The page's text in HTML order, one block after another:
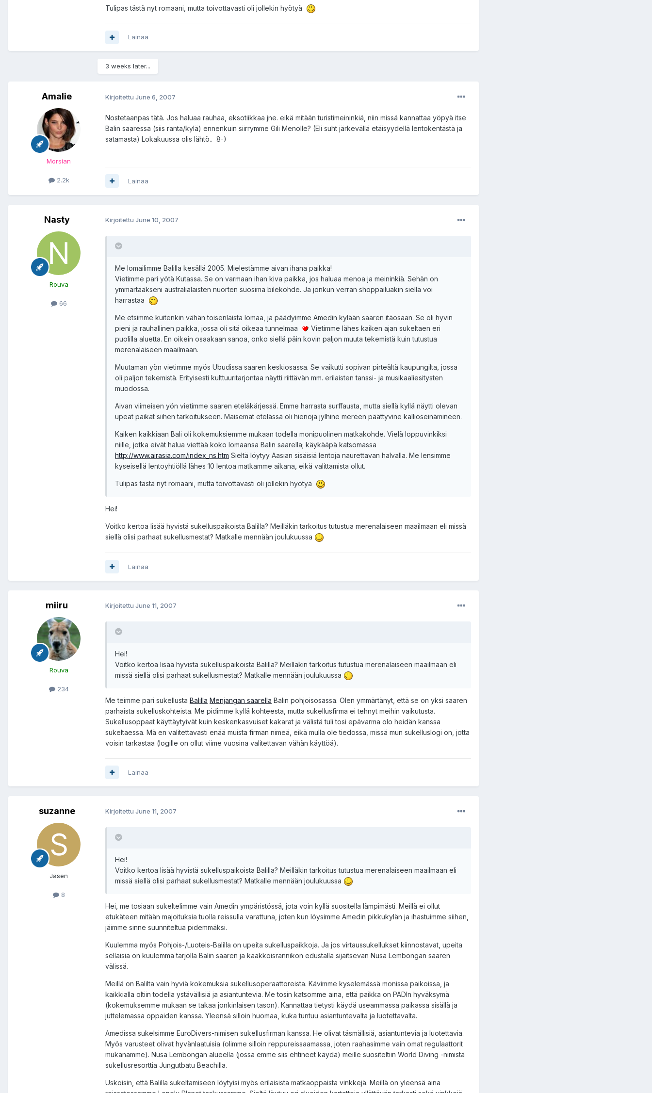
Tulipas tästä nyt romaani, mutta toivottavasti oli jollekin hyötyä
Lainaa
3 weeks later...
Amalie
Morsian
2.2k
Kirjoitettu June 6, 2007
Nostetaanpas tätä. Jos haluaa rauhaa, eksotiikkaa jne. eikä mitään turistimeininkiä, niin missä kannattaa yöpyä itse
Balin saaressa (siis ranta/kylä) ennenkuin siirrymme Gili Menolle? (Eli suht järkevällä etäisyydellä lentokentästä ja
satamasta) Lokakuussa olis lähtö.. 8-)
Lainaa
Nasty
Rouva
66
Kirjoitettu June 10, 2007
Me lomailimme Balilla kesällä 2005. Mielestämme aivan ihana paikka!
Vietimme pari yötä Kutassa. Se on varmaan ihan kiva paikka, jos haluaa menoa ja meininkiä. Sehän on
ymmärtääkseni australialaisten nuorten suosima bilekohde. Ja jonkun verran shoppailuakin siellä voi
harrastaa
Me etsimme kuitenkin vähän toisenlaista lomaa, ja päädyimme Amedin kylään saaren itäosaan. Se oli hyvin
pieni ja rauhallinen paikka, jossa oli sitä oikeaa tunnelmaa
Vietimme lähes kaiken ajan sukeltaen eri
puolilla aluetta. En oikein osaakaan sanoa, onko siellä päin kovin paljon muuta tekemistä kuin tutustua
merenalaiseen maailmaan.
Muutaman yön vietimme myös Ubudissa saaren keskiosassa. Se vaikutti sopivan pirteältä kaupungilta, jossa
oli paljon tekemistä. Erityisesti kulttuuritarjontaa näytti riittävän mm. erilaisten tanssi- ja musikaaliesitysten
muodossa.
Aivan viimeisen yön vietimme saaren eteläkärjessä. Emme harrasta surffausta, mutta siellä kyllä näytti olevan
upeat paikat siihen tarkoitukseen. Maisemat etelässä oli hienoja jylhine mereen päättyvine kallioseinämineen.
Kaiken kaikkiaan Bali oli kokemuksiemme mukaan todella monipuolinen matkakohde. Vielä loppuvinkiksi
niille, jotka eivät halua viettää koko lomaansa Balin saarella; käykääpä katsomassa
http://www.airasia.com/index_ns.htm Sieltä löytyy Aasian sisäisiä lentoja naurettavan halvalla. Me lensimme
kyseisellä lentoyhtiöllä lähes 10 lentoa matkamme aikana, eikä valittamista ollut.
Tulipas tästä nyt romaani, mutta toivottavasti oli jollekin hyötyä
Hei!
Voitko kertoa lisää hyvistä sukelluspaikoista Balilla? Meilläkin tarkoitus tutustua merenalaiseen maailmaan eli missä
siellä olisi parhaat sukellusmestat? Matkalle mennään joulukuussa
Lainaa
miiru
Rouva
234
Kirjoitettu June 11, 2007
Hei!
Voitko kertoa lisää hyvistä sukelluspaikoista Balilla? Meilläkin tarkoitus tutustua merenalaiseen maailmaan eli
missä siellä olisi parhaat sukellusmestat? Matkalle mennään joulukuussa
Me teimme pari sukellusta Balilla Menjangan saarella Balin pohjoisosassa. Olen ymmärtänyt, että se on yksi saaren
parhaista sukelluskohteista. Me pidimme kyllä kohteesta, mutta sukellusfirma ei tehnyt meihin vaikutusta.
Sukellusoppaat käyttäytyivät kuin keskenkasvuiset kakarat ja välistä tuli tosi epävarma olo heidän kanssa
sukeltaessa. Mä en valitettavasti enää muista firman nimeä, eikä mulla ole tiedossa, missä mun sukelluslogi on, jotta
voisin tarkastaa (logille on ollut viime vuosina valitettavan vähän käyttöä).
Lainaa
suzanne
Jäsen
8
Kirjoitettu June 11, 2007
Hei!
Voitko kertoa lisää hyvistä sukelluspaikoista Balilla? Meilläkin tarkoitus tutustua merenalaiseen maailmaan eli
missä siellä olisi parhaat sukellusmestat? Matkalle mennään joulukuussa
Hei, me tosiaan sukeltelimme vain Amedin ympäristössä, jota voin kyllä suositella lämpimästi. Meillä ei ollut
etukäteen mitään majoituksia tuolla reissulla varattuna, joten kun löysimme Amedin pikkukylän ja ihastuimme siihen,
jäimme sinne suunniteltua pidemmäksi.
Kuulemma myös Pohjois-/Luoteis-Balilla on upeita sukelluspaikkoja. Ja jos virtaussukellukset kiinnostavat, upeita
sellaisia on kuulemma tarjolla Balin saaren ja kaakkoisrannikon edustalla sijaitsevan Nusa Lembongan saaren
välissä.
Meillä on Balilta vain hyviä kokemuksia sukellusoperaattoreista. Kävimme kyselemässä monissa paikoissa, ja
kaikkialla oltiin todella ystävällisiä ja asiantuntevia. Me tosin katsomme aina, että paikka on PADIn hyväksymä
(kokemuksemme mukaan se takaa jonkinlaisen tason). Kannattaa tietysti käydä useammassa paikassa sisällä ja
juttelemassa oppaiden kanssa. Yleensä silloin huomaa, kuka tuntuu asiantuntevalta ja luotettavalta.
Amedissa sukelsimme EuroDivers-nimisen sukellusfirman kanssa. He olivat täsmällisiä, asiantuntevia ja luotettavia.
Myös varusteet olivat hyvänlaatuisia (olimme silloin reppureissaamassa, joten raahasimme vain omat regulaattorit
mukanamme). Nusa Lembongan alueella (jossa emme siis ehtineet käydä) meille suositeltiin World Diving -nimistä
sukellusresorttia Jungutbatu Beachilla.
Uskoisin, että Balilla sukeltamiseen löytyisi myös erilaisista matkaoppaista vinkkejä. Meillä on yleensä aina